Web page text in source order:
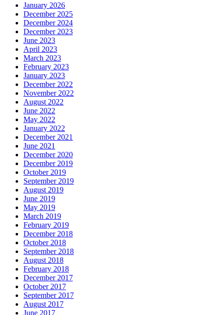
January 2026
December 2025
December 2024
December 2023
June 2023
April 2023
March 2023
February 2023
January 2023
December 2022
November 2022
August 2022
June 2022
May 2022
January 2022
December 2021
June 2021
December 2020
December 2019
October 2019
September 2019
August 2019
June 2019
May 2019
March 2019
February 2019
December 2018
October 2018
September 2018
August 2018
February 2018
December 2017
October 2017
September 2017
August 2017
June 2017